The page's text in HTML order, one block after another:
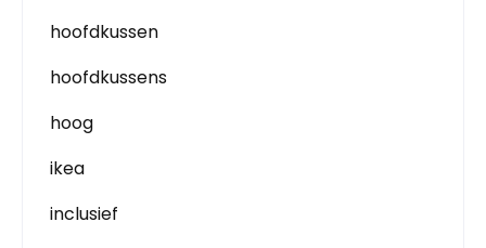
hoofdkussen
hoofdkussens
hoog
ikea
inclusief